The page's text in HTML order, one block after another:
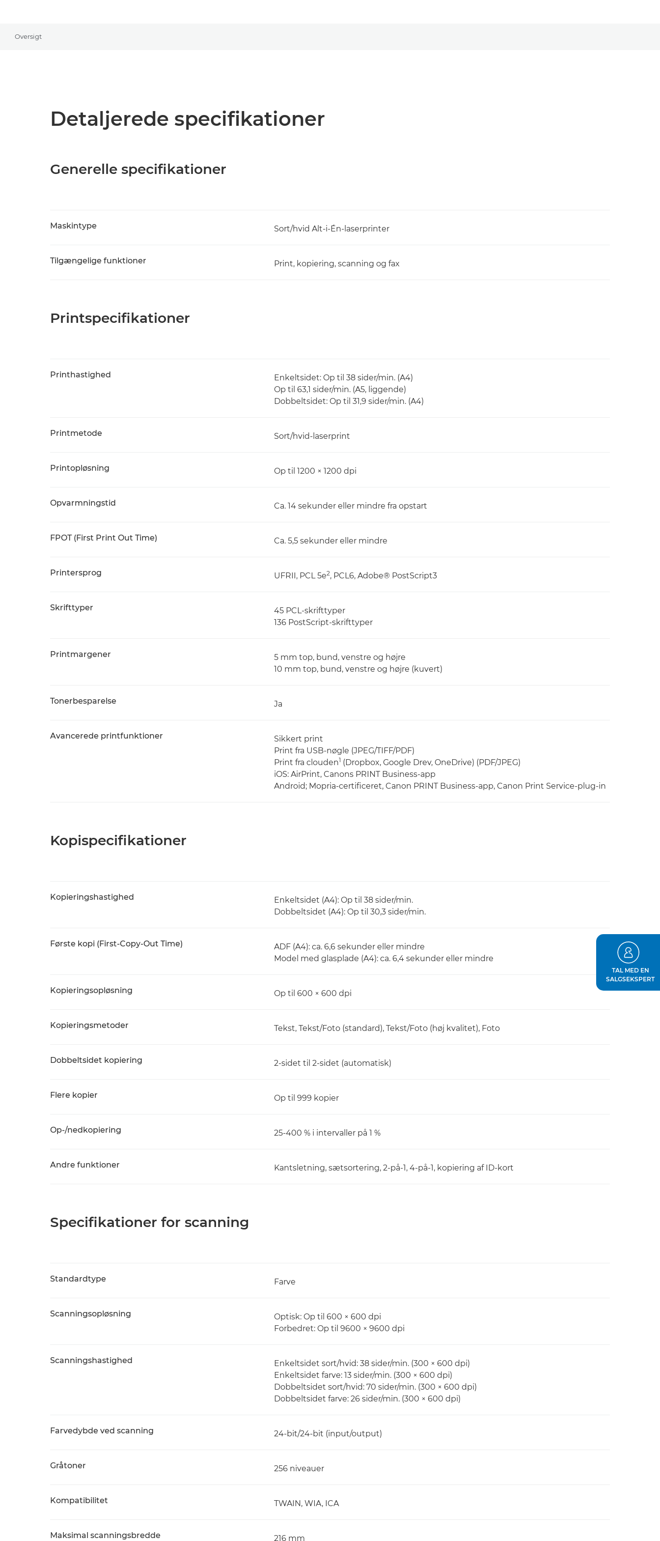
Oversigt
Detaljerede specifikationer
Generelle specifikationer
Maskintype Sort/hvid Alt-i-Én-laserprinter
Tilgængelige funktioner Print, kopiering, scanning og fax
Printspecifikationer
Printhastighed
Enkeltsidet: Op til 38 sider/min. (A4)
Op til 63,1 sider/min. (A5, liggende)
Dobbeltsidet: Op til 31,9 sider/min. (A4)
Printmetode Sort/hvid-laserprint
Printopløsning Op til 1200 × 1200 dpi
Opvarmningstid Ca. 14 sekunder eller mindre fra opstart
FPOT (First Print Out Time) Ca. 5,5 sekunder eller mindre
Printersprog UFRII, PCL 5e2, PCL6, Adobe® PostScript3
Skrifttyper
45 PCL-skrifttyper
136 PostScript-skrifttyper
Printmargener
5 mm top, bund, venstre og højre
10 mm top, bund, venstre og højre (kuvert)
Tonerbesparelse Ja
Avancerede printfunktioner
Sikkert print
Print fra USB-nøgle (JPEG/TIFF/PDF)
Print fra clouden1 (Dropbox, Google Drev, OneDrive) (PDF/JPEG)
iOS: AirPrint, Canons PRINT Business-app
Android; Mopria-certificeret, Canon PRINT Business-app, Canon Print Service-plug-in
Kopispecifikationer
Kopieringshastighed
Enkeltsidet (A4): Op til 38 sider/min.
Dobbeltsidet (A4): Op til 30,3 sider/min.
Første kopi (First-Copy-Out Time)
ADF (A4): ca. 6,6 sekunder eller mindre
Model med glasplade (A4): ca. 6,4 sekunder eller mindre
Kopieringsopløsning Op til 600 × 600 dpi
Kopieringsmetoder Tekst, Tekst/Foto (standard), Tekst/Foto (høj kvalitet), Foto
Dobbeltsidet kopiering 2-sidet til 2-sidet (automatisk)
Flere kopier Op til 999 kopier
Op-/nedkopiering 25-400 % i intervaller på 1 %
Andre funktioner Kantsletning, sætsortering, 2-på-1, 4-på-1, kopiering af ID-kort
Specifikationer for scanning
Standardtype Farve
Scanningsopløsning
Optisk: Op til 600 × 600 dpi
Forbedret: Op til 9600 × 9600 dpi
Scanningshastighed
Enkeltsidet sort/hvid: 38 sider/min. (300 × 600 dpi)
Enkeltsidet farve: 13 sider/min. (300 × 600 dpi)
Dobbeltsidet sort/hvid: 70 sider/min. (300 × 600 dpi)
Dobbeltsidet farve: 26 sider/min. (300 × 600 dpi)
Farvedybde ved scanning 24-bit/24-bit (input/output)
Gråtoner 256 niveauer
Kompatibilitet TWAIN, WIA, ICA
Maksimal scanningsbredde 216 mm
TAL MED EN
SALGSEKSPERT